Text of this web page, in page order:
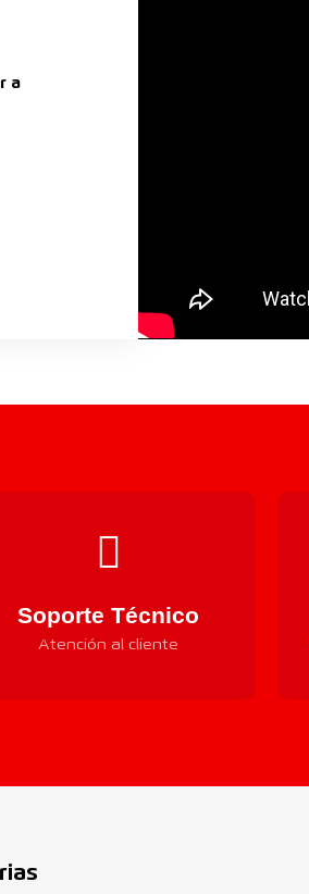
a
Soporte Técnico
Atención al cliente